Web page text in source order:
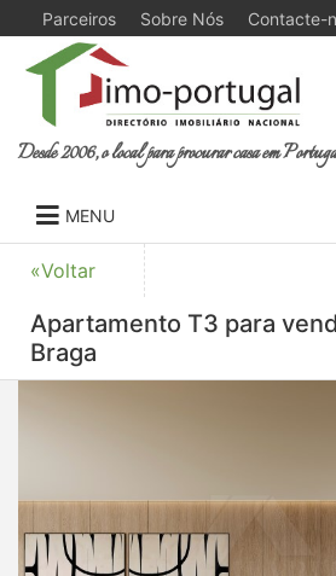
Parceiros Sobre Nós Contacte-
Desde 2006, o local para procurar casa em
MENU
«Voltar
Apartamento T3 para
Braga